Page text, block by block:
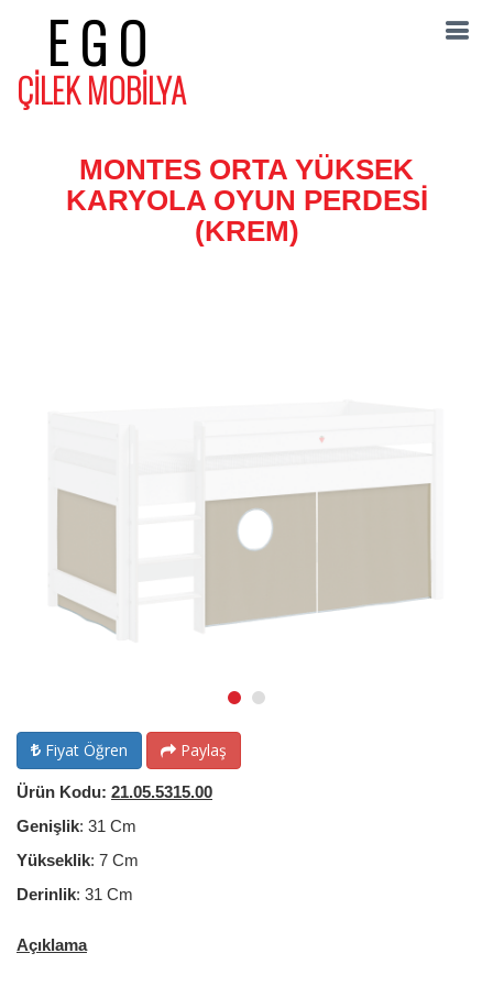
EGO
ÇİLEK MOBİLYA
MONTES ORTA YÜKSEK
KARYOLA OYUN PERDESİ
(KREM)
Fiyat Öğren Paylaş
Ürün Kodu: 21.05.5315.00
Genişlik: 31 Cm
Yükseklik: 7 Cm
Derinlik: 31 Cm
Açıklama